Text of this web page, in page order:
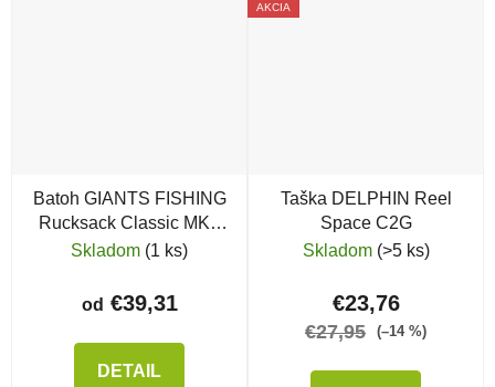
Batoh GIANTS FISHING
Rucksack Classic MK2
Large
Skladom (1 ks)
od €39,31
DETAIL
AKCIA
Taška DELPHIN Reel
Space C2G
Skladom (>5 ks)
€23,76
€27,95 (–14 %)